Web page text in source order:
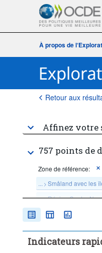
À propos de
Retour aux
Affinez votre
757 points de
Zone de référence:
... > Småland avec les
...>Région Centre
Activité économique:
...
Agriculture,
Indicateurs